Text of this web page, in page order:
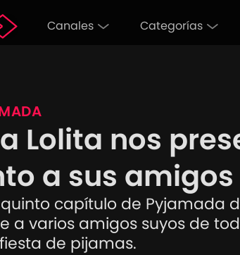
Canales Categorías
Lolita nos
a sus
quinto capítulo de Pyjamada
a varios amigos suyos de
de pijamas.